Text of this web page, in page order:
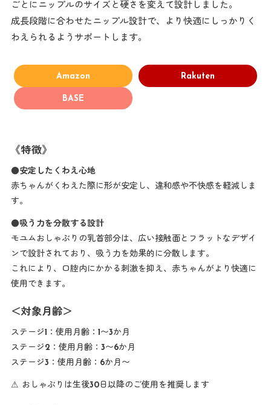
ごとにニップルのサイズと硬さを変えて設計しました。
成長段階に合わせたニップル設計で、より快適にしっかりく
わえられるようサポートします。
Amazon Rakuten
BASE
《特徴》
●安定したくわえ心地
赤ちゃんがくわえた際に形が安定し、違和感や不快感を軽減しま
す。
●吸う力を分散する設計
モユムおしゃぶりの乳首部分は、広い接触面とフラットなデザイ
ンで設計されており、吸う力を効果的に分散します。
これにより、口腔内にかかる刺激を抑え、赤ちゃんがより快適に
使用できます。
＜対象月齢＞
ステージ1：使用月齢：1〜3か月
ステージ2：使用月齢：3〜6か月
ステージ3：使用月齢：6か月〜
⚠ おしゃぶりは生後30日以降のご使用を推奨します